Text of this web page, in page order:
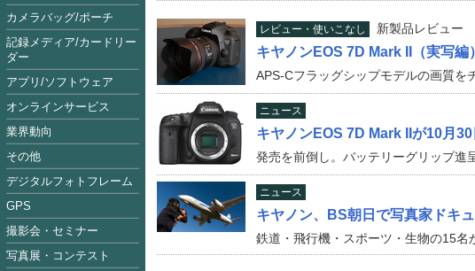
レビュー・使いこなし 新製品レビュー
キヤノンEOS 7D Mark II（実写編）
APS-Cフラッグシップモデルの画質を
ニュース
キヤノンEOS 7D Mark IIが10月
発売を前倒し。バッテリーグリップ進
ニュース
キヤノン、BS朝日で写真家ドキ
鉄道・飛行機・スポーツ・生物の15名
カメラバッグ/ポーチ
記録メディア/カードリー
ダー
アプリ/ソフトウェア
オンラインサービス
業界動向
その他
デジタルフォトフレーム
GPS
撮影会・セミナー
写真展・コンテスト